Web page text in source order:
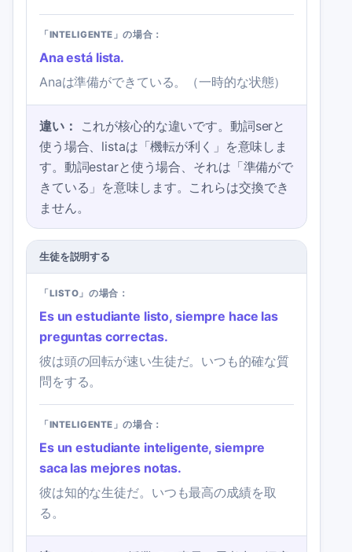
「INTELIGENTE」の場合：
Ana está lista.
Anaは準備ができている。（一時的な状態）
違い：
これが核心的な違いです。動詞serと
使う場合、listaは「機転が利く」を意味しま
す。動詞estarと使う場合、それは「準備がで
きている」を意味します。これらは交換でき
ません。
生徒を説明する
「LISTO」の場合：
Es un estudiante listo, siempre hace las
preguntas correctas.
彼は頭の回転が速い生徒だ。いつも的確な質
問をする。
「INTELIGENTE」の場合：
Es un estudiante inteligente, siempre
saca las mejores notas.
彼は知的な生徒だ。いつも最高の成績を取
る。